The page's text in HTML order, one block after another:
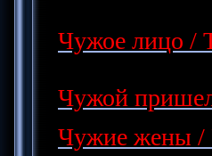
Чужое лицо /
Чужой
Чужие жены /